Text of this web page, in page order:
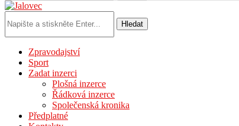
Hledat
Zpravodajství
Sport
Zadat inzerci
Plošná inzerce
Řádková inzerce
Společenská kronika
Předplatné